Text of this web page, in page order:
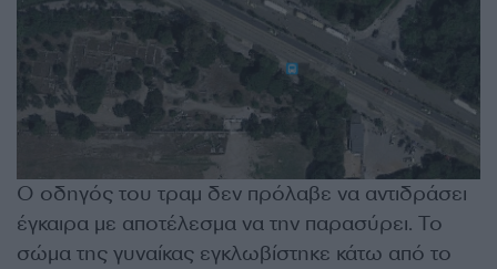
Ο οδηγός του τραμ δεν πρόλαβε να αντιδράσει
έγκαιρα με αποτέλεσμα να την παρασύρει. Το
σώμα της γυναίκας εγκλωβίστηκε κάτω από το